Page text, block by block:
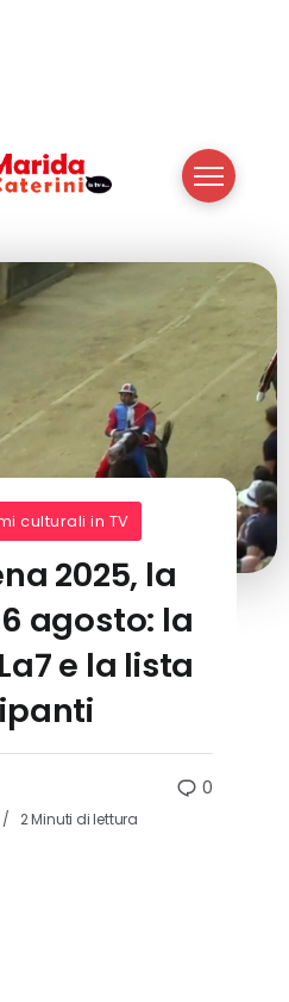
culturali in TV
2025, la
agosto: la
e la lista
2 Minuti di lettura
0